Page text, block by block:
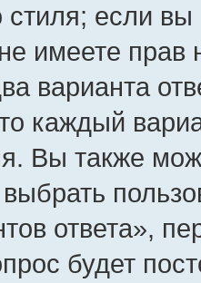
стиля; если
имеете прав
варианта
каждый
Вы также
ответа»,
будет